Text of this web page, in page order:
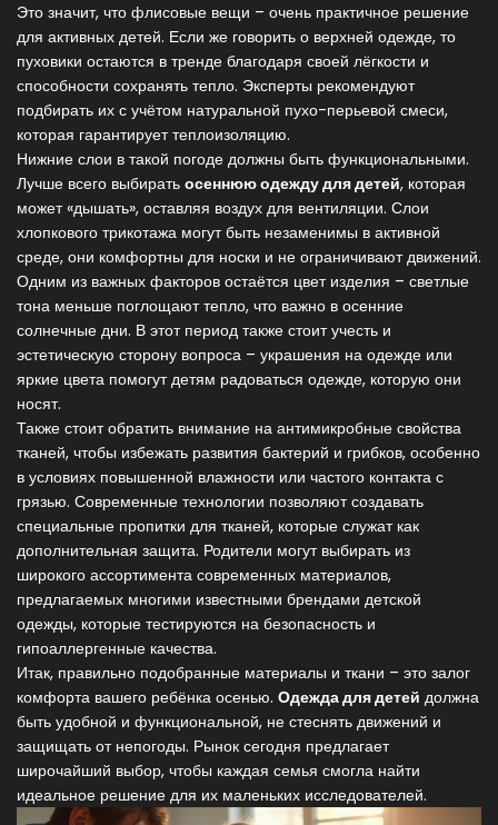
Это значит, что флисовые вещи – очень практичное решение
для активных детей. Если же говорить о верхней одежде, то
пуховики остаются в тренде благодаря своей лёгкости и
способности сохранять тепло. Эксперты рекомендуют
подбирать их с учётом натуральной пухо-перьевой смеси,
которая гарантирует теплоизоляцию.
Нижние слои в такой погоде должны быть функциональными.
Лучше всего выбирать осеннюю одежду для детей, которая
может «дышать», оставляя воздух для вентиляции. Слои
хлопкового трикотажа могут быть незаменимы в активной
среде, они комфортны для носки и не ограничивают движений.
Одним из важных факторов остаётся цвет изделия – светлые
тона меньше поглощают тепло, что важно в осенние
солнечные дни. В этот период также стоит учесть и
эстетическую сторону вопроса – украшения на одежде или
яркие цвета помогут детям радоваться одежде, которую они
носят.
Также стоит обратить внимание на антимикробные свойства
тканей, чтобы избежать развития бактерий и грибков, особенно
в условиях повышенной влажности или частого контакта с
грязью. Современные технологии позволяют создавать
специальные пропитки для тканей, которые служат как
дополнительная защита. Родители могут выбирать из
широкого ассортимента современных материалов,
предлагаемых многими известными брендами детской
одежды, которые тестируются на безопасность и
гипоаллергенные качества.
Итак, правильно подобранные материалы и ткани – это залог
комфорта вашего ребёнка осенью. Одежда для детей должна
быть удобной и функциональной, не стеснять движений и
защищать от непогоды. Рынок сегодня предлагает
широчайший выбор, чтобы каждая семья смогла найти
идеальное решение для их маленьких исследователей.